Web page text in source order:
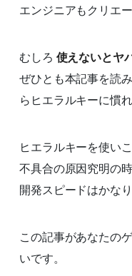
エンジニアもクリエ
むしろ 使えないとヤ
ぜひとも本記事を読
らヒエラルキーに慣
ヒエラルキーを使い
不具合の原因究明の
開発スピードはかな
この記事があなたの
いです。